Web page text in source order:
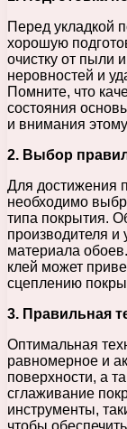
Перед укладкой
хорошую
очистку от пыли
неровностей и
Помните, что
состояния
и внимания этому
2. Выбор
Для достижения
необходимо
типа покрытия.
производителя и
материала
клей может
сцеплению
3. Правильная
Оптимальная
равномерное и
поверхности, а
сглаживание
инструменты,